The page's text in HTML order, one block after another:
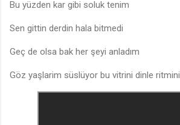
Bu yüzden kar gibi soluk tenim
Sen gittin derdin hala bitmedi
Geç de olsa bak her şeyi anladım
Göz yaşlarim süslüyor bu vitrini dinle ritmini